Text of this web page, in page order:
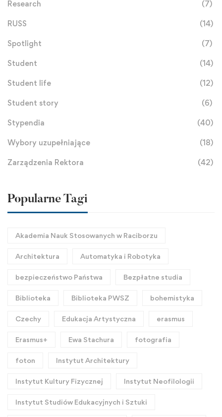
Research (7)
RUSS (14)
Spotlight (7)
Student (14)
Student life (12)
Student story (6)
Stypendia (40)
Wybory uzupełniające (18)
Zarządzenia Rektora (42)
Popularne Tagi
Akademia Nauk Stosowanych w Raciborzu
Architektura Automatyka i Robotyka
bezpieczeństwo Państwa Bezpłatne studia
Biblioteka Biblioteka PWSZ bohemistyka
Czechy Edukacja Artystyczna erasmus
Erasmus+ Ewa Stachura fotografia
foton Instytut Architektury
Instytut Kultury Fizycznej Instytut Neofilologii
Instytut Studiów Edukacyjnych i Sztuki